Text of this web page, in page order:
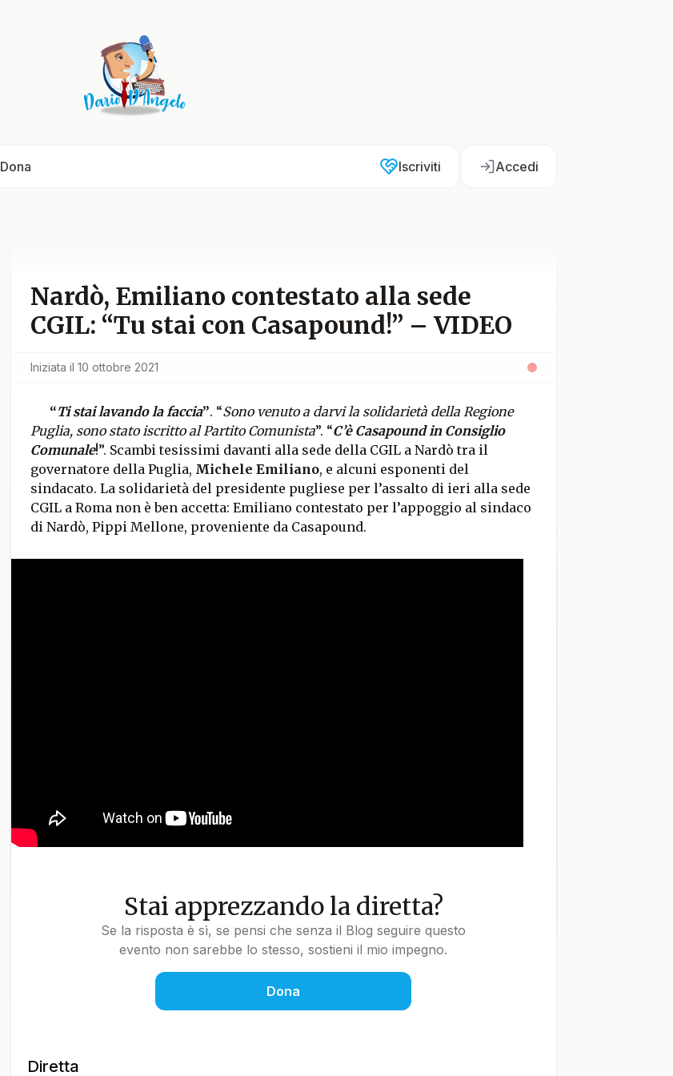
Dona Iscriviti Accedi
Nardò, Emiliano contestato alla sede
CGIL: “Tu stai con Casapound!” – VIDEO
Iniziata il 10 ottobre 2021
“Ti stai lavando la faccia”. “Sono venuto a darvi la solidarietà della Regione
Puglia, sono stato iscritto al Partito Comunista”. “C’è Casapound in Consiglio
Comunale!”. Scambi tesissimi davanti alla sede della CGIL a Nardò tra il
governatore della Puglia, Michele Emiliano, e alcuni esponenti del
sindacato. La solidarietà del presidente pugliese per l’assalto di ieri alla sede
CGIL a Roma non è ben accetta: Emiliano contestato per l’appoggio al sindaco
di Nardò, Pippi Mellone, proveniente da Casapound.
Stai apprezzando la diretta?
Se la risposta è sì, se pensi che senza il Blog seguire questo
evento non sarebbe lo stesso, sostieni il mio impegno.
Dona
Diretta